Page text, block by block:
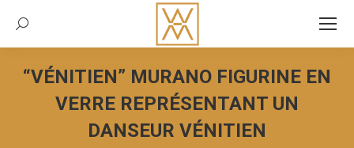
Recherche:
“VÉNITIEN” MURANO FIGURINE EN
VERRE REPRÉSENTANT UN
DANSEUR VÉNITIEN